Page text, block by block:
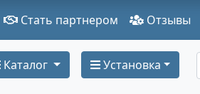
Стать партнером Отзывы
Каталог Установка